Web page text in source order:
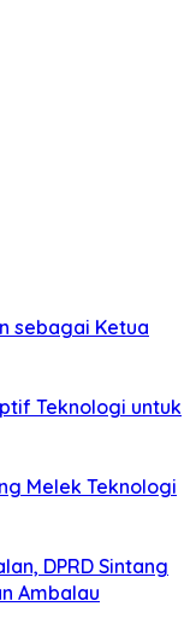
sebagai Ketua
Teknologi untuk
Melek Teknologi
DPRD Sintang
Ambalau